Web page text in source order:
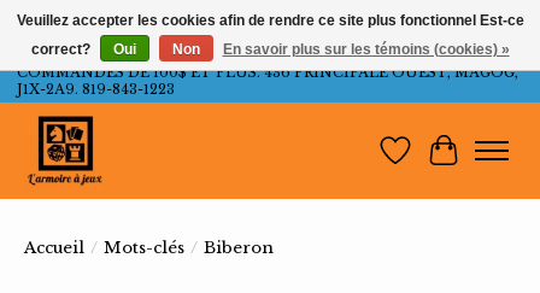
LIVRAISON GRATUITE AU QUÉBEC ET ONTARIO POUR LES
COMMANDES DE 100$ ET PLUS. 436 PRINCIPALE OUEST, MAGOG,
J1X-2A9. 819-843-1223
Liste dePanier
Accueil / Mots-clés / Biberon
Veuillez accepter les cookies afin de rendre ce site plus fonctionnel Est-ce
correct?
Oui Non En savoir plus sur les témoins (cookies) »